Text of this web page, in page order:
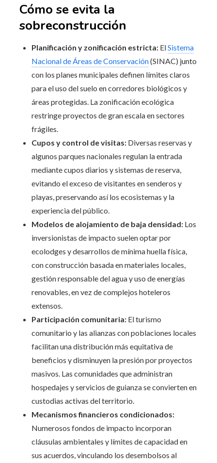
Cómo se evita la
sobreconstrucción
Planificación y zonificación estricta: ElSistema
Nacional de Áreas de Conservación(SINAC) junto
con los planes municipales definen límites claros
para el uso del suelo en corredores biológicos y
áreas protegidas. La zonificación ecológica
restringe proyectos de gran escala en sectores
frágiles.
Cupos y control de visitas: Diversas reservas y
algunos parques nacionales regulan la entrada
mediante cupos diarios y sistemas de reserva,
evitando el exceso de visitantes en senderos y
playas, preservando así los ecosistemas y la
experiencia del público.
Modelos de alojamiento de baja densidad: Los
inversionistas de impacto suelen optar por
ecolodges y desarrollos de mínima huella física,
con construcción basada en materiales locales,
gestión responsable del agua y uso de energías
renovables, en vez de complejos hoteleros
extensos.
Participación comunitaria: El turismo
comunitario y las alianzas con poblaciones locales
facilitan una distribución más equitativa de
beneficios y disminuyen la presión por proyectos
masivos. Las comunidades que administran
hospedajes y servicios de guianza se convierten en
custodias activas del territorio.
Mecanismos financieros condicionados:
Numerosos fondos de impacto incorporan
cláusulas ambientales y límites de capacidad en
sus acuerdos, vinculando los desembolsos al